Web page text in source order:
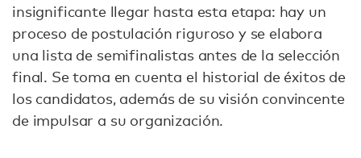
insignificante llegar hasta esta etapa: hay un
proceso de postulación riguroso y se elabora
una lista de semifinalistas antes de la selección
final. Se toma en cuenta el historial de éxitos de
los candidatos, además de su visión convincente
de impulsar a su organización.